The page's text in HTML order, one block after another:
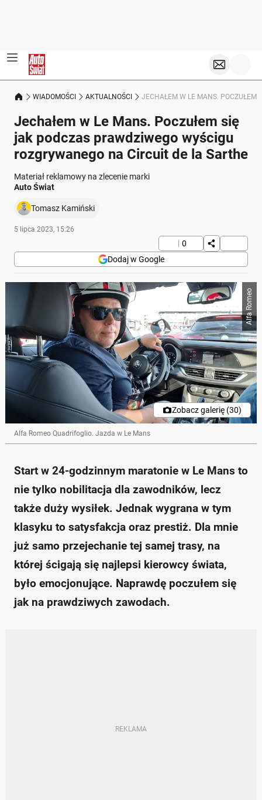
WIADOMOŚCI AKTUALNOŚCI JECHAŁEM W LE MANS. POCZUŁEM
Jechałem w Le Mans. Poczułem się
jak podczas prawdziwego wyścigu
rozgrywanego na Circuit de la Sarthe
Materiał reklamowy na zlecenie marki
Auto Świat
Tomasz Kamiński
5 lipca 2023, 15:26
0
Dodaj w Google
Alfa Romeo
Zobacz galerię (30)
Alfa Romeo Quadrifoglio. Jazda w Le Mans
Start w 24-godzinnym maratonie w Le Mans to
nie tylko nobilitacja dla zawodników, lecz
także duży wysiłek. Jednak wygrana w tym
klasyku to satysfakcja oraz prestiż. Dla mnie
już samo przejechanie tej samej trasy, na
której ścigają się najlepsi kierowcy świata,
było emocjonujące. Naprawdę poczułem się
jak na prawdziwych zawodach.